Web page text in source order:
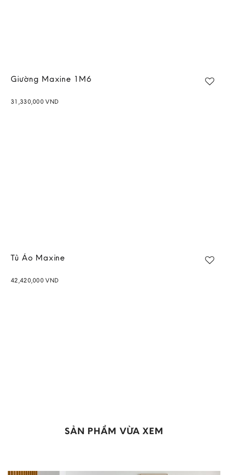
Giường Maxine 1M6
31,330,000VND
Tủ Áo Maxine
42,420,000VND
SẢN PHẨM VỪA XEM